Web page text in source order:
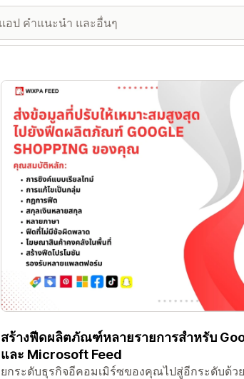
แกลเลอรีรูปภาพที่แสดง
สร้างฟีดผลิตภัณฑ์หลายรายการสำหรับ
และ Microsoft Feed
ยกระดับธุรกิจอีคอมเมิร์ซของคุณไปสู่อีกระดับด้